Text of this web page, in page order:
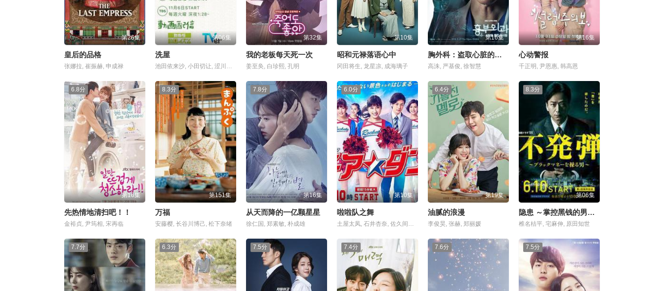
第26集
皇后的品格
张娜拉, 崔振赫, 申成禄
第06集
洗屋
池田依来沙, 小田切让, 涩川清彦
第32集
我的老板每天死一次
姜至奂, 白珍熙, 孔明
第10集
昭和元禄落语心中
冈田将生, 龙星凉, 成海璃子
第16集
胸外科：盗取心脏的医生们
高洙, 严基俊, 徐智慧
第16集
心动警报
千正明, 尹恩惠, 韩高恩
6.8分
第16集
先热情地清扫吧！！
金裕贞, 尹筠相, 宋再临
8.3分
第151集
万福
安藤樱, 长谷川博己, 松下奈绪
7.8分
第16集
从天而降的一亿颗星星
徐仁国, 郑素敏, 朴成雄
6.0分
第10集
啦啦队之舞
土屋太凤, 石井杏奈, 佐久间由衣
6.4分
第19集
油腻的浪漫
李俊昊, 张赫, 郑丽媛
8.3分
第06集
隐患 ～掌控黑钱的男人～
椎名桔平, 宅麻伸, 原田知世
7.7分 6.3分 7.5分 7.4分 7.6分 7.5分